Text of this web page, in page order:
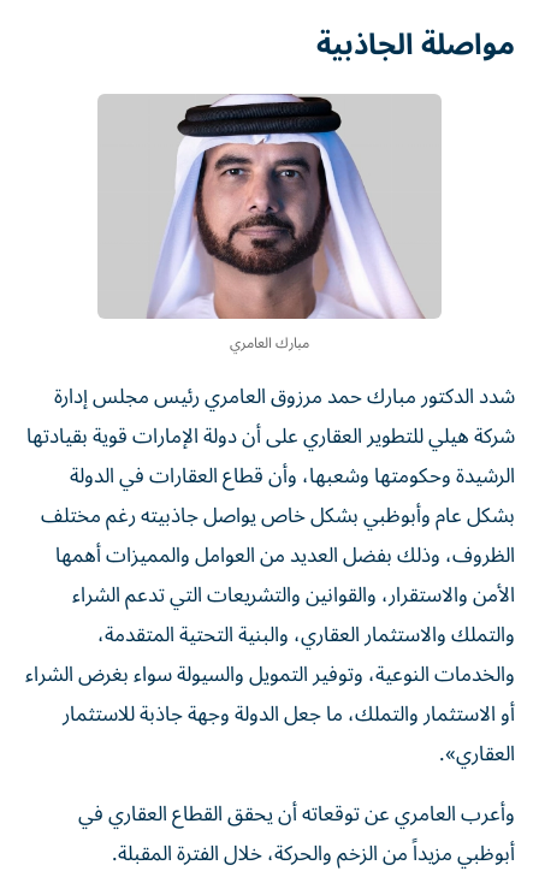
مواصلة الجاذبية
مبارك العامري
شدد الدكتور مبارك حمد مرزوق العامري رئيس مجلس إدارة
شركة هيلي للتطوير العقاري على أن دولة الإمارات قوية بقيادتها
الرشيدة وحكومتها وشعبها، وأن قطاع العقارات في الدولة
بشكل عام وأبوظبي بشكل خاص يواصل جاذبيته رغم مختلف
الظروف، وذلك بفضل العديد من العوامل والمميزات أهمها
الأمن والاستقرار، والقوانين والتشريعات التي تدعم الشراء
والتملك والاستثمار العقاري، والبنية التحتية المتقدمة،
والخدمات النوعية، وتوفير التمويل والسيولة سواء بغرض الشراء
أو الاستثمار والتملك، ما جعل الدولة وجهة جاذبة للاستثمار
العقاري».
وأعرب العامري عن توقعاته أن يحقق القطاع العقاري في
أبوظبي مزيداً من الزخم والحركة، خلال الفترة المقبلة.